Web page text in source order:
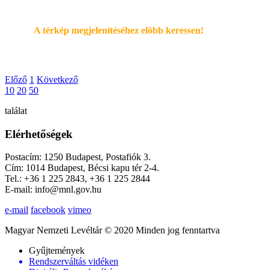
A térkép megjelenítéséhez elöbb keressen!
Előző 1 Következő
10 20 50
találat
Elérhetőségek
Postacím: 1250 Budapest, Postafiók 3.
Cím: 1014 Budapest, Bécsi kapu tér 2-4.
Tel.: +36 1 225 2843, +36 1 225 2844
E-mail: info@mnl.gov.hu
e-mail facebook vimeo
Magyar Nemzeti Levéltár © 2020 Minden jog fenntartva
Gyűjtemények
Rendszerváltás vidéken